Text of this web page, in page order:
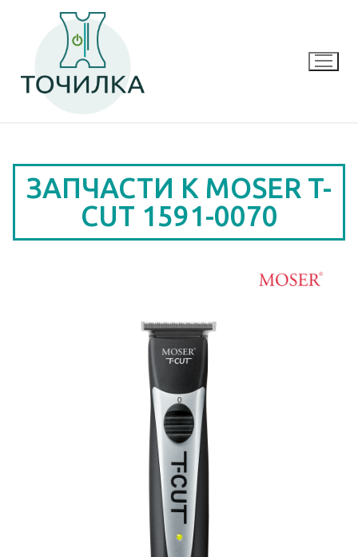
ЗАПЧАСТИ К MOSER T-
CUT 1591-0070